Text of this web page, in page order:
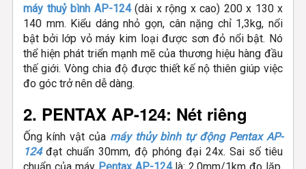
máy thuỷ bình AP-124(dài x rộng x cao) 200 x 130 x
140 mm. Kiểu dáng nhỏ gọn, cân nặng chỉ 1,3kg, nổi
bật bởi lớp vỏ máy kim loại được sơn đỏ nổi bật. Nó
thể hiện phát triển mạnh mẽ của thương hiệu hàng đầu
thế giới. Vòng chia độ được thiết kế nộ thiên giúp việc
đo góc trở nên dễ dàng.
2. PENTAX AP-124: Nét riêng
Ống kính vật của máy thủy bình tự động Pentax AP-
124đạt chuẩn 30mm, độ phóng đại 24x. Sai số tiêu